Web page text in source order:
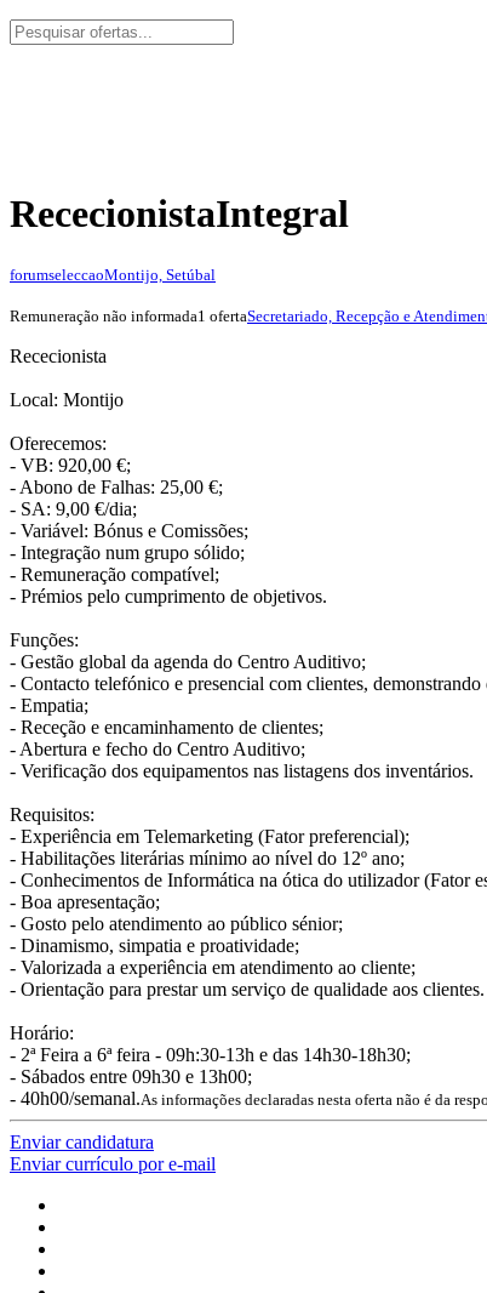
RececionistaIntegral
forumseleccaoMontijo, Setúbal
Remuneração não informada1 ofertaSecretariado, Recepção e
Rececionista
Local: Montijo
Oferecemos:
- VB: 920,00 €;
- Abono de Falhas: 25,00 €;
- SA: 9,00 €/dia;
- Variável: Bónus e Comissões;
- Integração num grupo sólido;
- Remuneração compatível;
- Prémios pelo cumprimento de objetivos.
Funções:
- Gestão global da agenda do Centro Auditivo;
- Contacto telefónico e presencial com clientes,
- Empatia;
- Receção e encaminhamento de clientes;
- Abertura e fecho do Centro Auditivo;
- Verificação dos equipamentos nas listagens dos inventários.
Requisitos:
- Experiência em Telemarketing (Fator preferencial);
- Habilitações literárias mínimo ao nível do 12º ano;
- Conhecimentos de Informática na ótica do utilizador (Fator
- Boa apresentação;
- Gosto pelo atendimento ao público sénior;
- Dinamismo, simpatia e proatividade;
- Valorizada a experiência em atendimento ao cliente;
- Orientação para prestar um serviço de qualidade aos clientes.
Horário:
- 2ª Feira a 6ª feira - 09h:30-13h e das 14h30-18h30;
- Sábados entre 09h30 e 13h00;
- 40h00/semanal.As informações declaradas nesta oferta não é da
Enviar candidatura
Enviar currículo por e-mail